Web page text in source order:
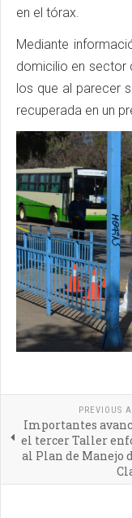
en el tórax.
Mediante
domicilio en sector
los que al parecer
recuperada en un
PREVIOUS
Importantes
el tercer Taller
al Plan de Manejo